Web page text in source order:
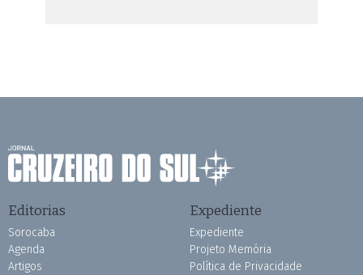
Editorias
Sorocaba
Agenda
Artigos
Expediente
Expediente
Projeto Memória
Política de Privacidade